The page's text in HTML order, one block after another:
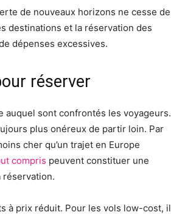
de nouveaux horizons ne cesse de
destinations et la réservation des
dépenses excessives.
réserver
auquel sont confrontés les voyageurs.
plus onéreux de partir loin. Par
cher qu’un trajet en Europe
compris peuvent constituer une
à prix réduit. Pour les vols low-cost, il